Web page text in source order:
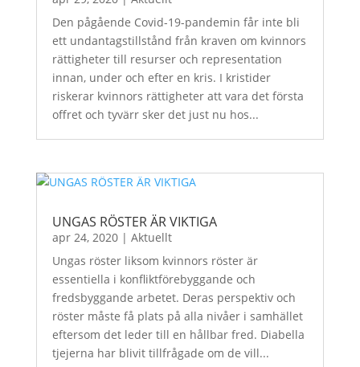
Den pågående Covid-19-pandemin får inte bli
ett undantagstillstånd från kraven om kvinnors
rättigheter till resurser och representation
innan, under och efter en kris. I kristider
riskerar kvinnors rättigheter att vara det första
offret och tyvärr sker det just nu hos...
UNGAS RÖSTER ÄR VIKTIGA
apr 24, 2020| Aktuellt
Ungas röster liksom kvinnors röster är
essentiella i konfliktförebyggande och
fredsbyggande arbetet. Deras perspektiv och
röster måste få plats på alla nivåer i samhället
eftersom det leder till en hållbar fred. Diabella
tjejerna har blivit tillfrågade om de vill...